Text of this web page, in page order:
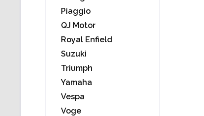
Piaggio
QJ Motor
Royal Enfield
Suzuki
Triumph
Yamaha
Vespa
Voge